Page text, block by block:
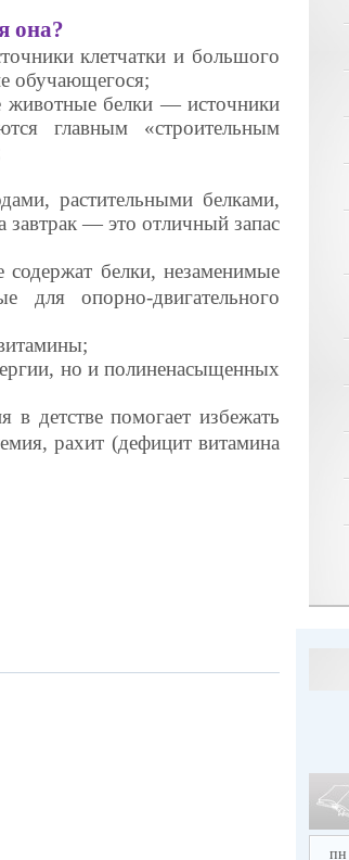
она?
клетчатки и большого
обучающегося;
животные белки — источники
главным «строительным
растительными белками,
— это отличный запас
содержат белки, незаменимые
для опорно-двигательного
но и полиненасыщенных
детстве помогает избежать
рахит (дефицит витамина
пн